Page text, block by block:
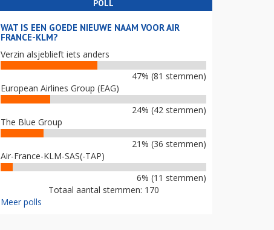
POLL
WAT IS EEN GOEDE NIEUWE NAAM VOOR AIR
FRANCE-KLM?
Verzin alsjeblieft iets anders
47% (81 stemmen)
European Airlines Group (EAG)
24% (42 stemmen)
The Blue Group
21% (36 stemmen)
Air-France-KLM-SAS(-TAP)
6% (11 stemmen)
Totaal aantal stemmen: 170
Meer polls